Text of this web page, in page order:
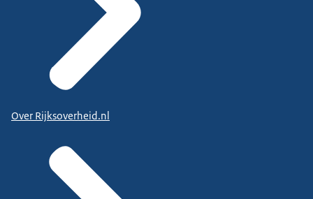
Over Rijksoverheid.nl